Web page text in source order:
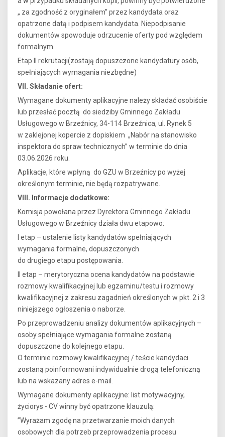
„ za zgodność z oryginałem” przez kandydata oraz
opatrzone datą i podpisem kandydata. Niepodpisanie
dokumentów spowoduje odrzucenie oferty pod względem
formalnym.
Etap II rekrutacji(zostają dopuszczone kandydatury osób,
spełniających wymagania niezbędne)
VII. Składanie ofert:
Wymagane dokumenty aplikacyjne należy składać osobiście
lub przesłać pocztą do siedziby Gminnego Zakładu
Usługowego w Brzeźnicy, 34-114 Brzeźnica, ul. Rynek 5
w zaklejonej kopercie z dopiskiem „Nabór na stanowisko
inspektora do spraw technicznych” w terminie do dnia
03.06.2026 roku.
Aplikacje, które wpłyną do GZU w Brzeźnicy po wyżej
określonym terminie, nie będą rozpatrywane.
VIII. Informacje dodatkowe:
Komisja powołana przez Dyrektora Gminnego Zakładu
Usługowego w Brzeźnicy działa dwu etapowo:
I etap – ustalenie listy kandydatów spełniających
wymagania formalne, dopuszczonych
do drugiego etapu postępowania.
II etap – merytoryczna ocena kandydatów na podstawie
rozmowy kwalifikacyjnej lub egzaminu/testu i rozmowy
kwalifikacyjnej z zakresu zagadnień określonych w pkt. 2 i 3
niniejszego ogłoszenia o naborze.
Po przeprowadzeniu analizy dokumentów aplikacyjnych –
osoby spełniające wymagania formalne zostaną
dopuszczone do kolejnego etapu.
O terminie rozmowy kwalifikacyjnej / teście kandydaci
zostaną poinformowani indywidualnie drogą telefoniczną
lub na wskazany adres e-mail.
Wymagane dokumenty aplikacyjne: list motywacyjny,
życiorys - CV winny być opatrzone klauzulą:
”Wyrażam zgodę na przetwarzanie moich danych
osobowych dla potrzeb przeprowadzenia procesu